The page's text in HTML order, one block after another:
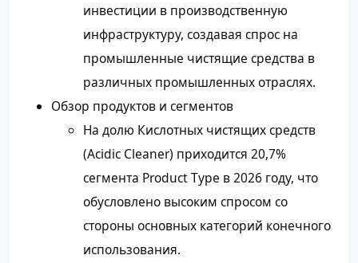
инвестиции в производственную
инфраструктуру, создавая спрос на
промышленные чистящие средства в
различных промышленных отраслях.
Обзор продуктов и сегментов
На долю Кислотных чистящих средств
(Acidic Cleaner) приходится 20,7%
сегмента Product Type в 2026 году, что
обусловлено высоким спросом со
стороны основных категорий конечного
использования.